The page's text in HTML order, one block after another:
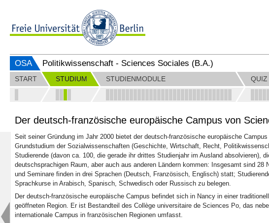
OSA Politikwissenschaft - Sciences Sociales (B.A.)
START STUDIUM STUDIENMODULE QUIZ
Der deutsch-französische europäische Campus von
Seit seiner Gründung im Jahr 2000 bietet der deutsch-französische europäische
Grundstudium der Sozialwissenschaften (Geschichte, Wirtschaft, Recht,
Studierende (davon ca. 100, die gerade ihr drittes Studienjahr im Ausland absolvieren),
deutschsprachigen Raum, aber auch aus anderen Ländern kommen: Insgesamt sind 28
und Seminare finden in drei Sprachen (Deutsch, Französisch, Englisch) statt;
Sprachkurse in Arabisch, Spanisch, Schwedisch oder Russisch zu belegen.
Der deutsch-französische europäische Campus befindet sich in Nancy in einer
geöffneten Region. Er ist Bestandteil des Collège universitaire de Sciences Po, das
internationale Campus in französischen Regionen umfasst.